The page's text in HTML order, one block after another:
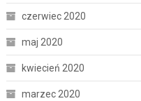
czerwiec 2020
maj 2020
kwiecień 2020
marzec 2020